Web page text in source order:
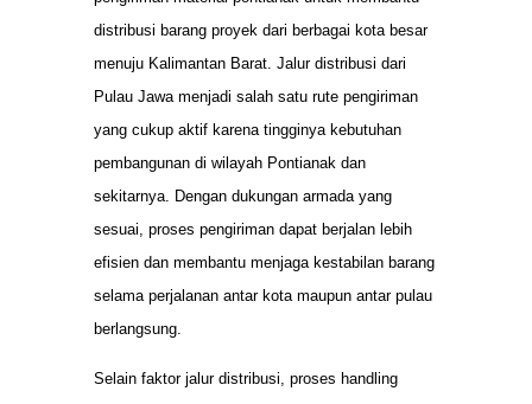
distribusi barang proyek dari berbagai kota besar
menuju Kalimantan Barat. Jalur distribusi dari
Pulau Jawa menjadi salah satu rute pengiriman
yang cukup aktif karena tingginya kebutuhan
pembangunan di wilayah Pontianak dan
sekitarnya. Dengan dukungan armada yang
sesuai, proses pengiriman dapat berjalan lebih
efisien dan membantu menjaga kestabilan barang
selama perjalanan antar kota maupun antar pulau
berlangsung.
Selain faktor jalur distribusi, proses handling